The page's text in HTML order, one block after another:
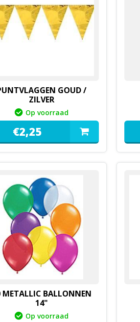
GOUD /
ZILVER
Op voorraad
€2,25
METALLIC BALLONNEN
14"
Op voorraad